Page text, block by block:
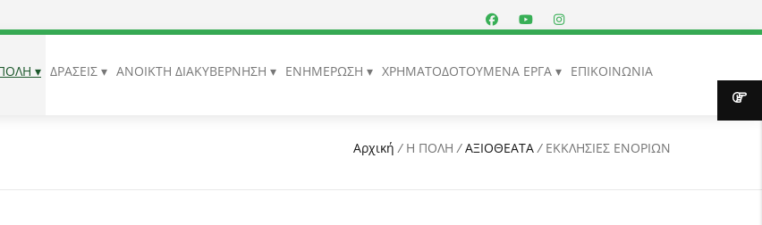
ΔΡΑΣΕΙΣ ΑΝΟΙΚΤΗ ΔΙΑΚΥΒΕΡΝΗΣΗ ΕΝΗΜΕΡΩΣΗ ΧΡΗΜΑΤΟΔΟΤΟΥΜΕΝΑ ΕΡΓΑ ΕΠΙΚΟΙΝΩΝΙΑ
Αρχική / Η ΠΟΛΗ /ΑΞΙΟΘΕΑΤΑ / ΕΚΚΛΗΣΙΕΣ ΕΝΟΡΙΩΝ